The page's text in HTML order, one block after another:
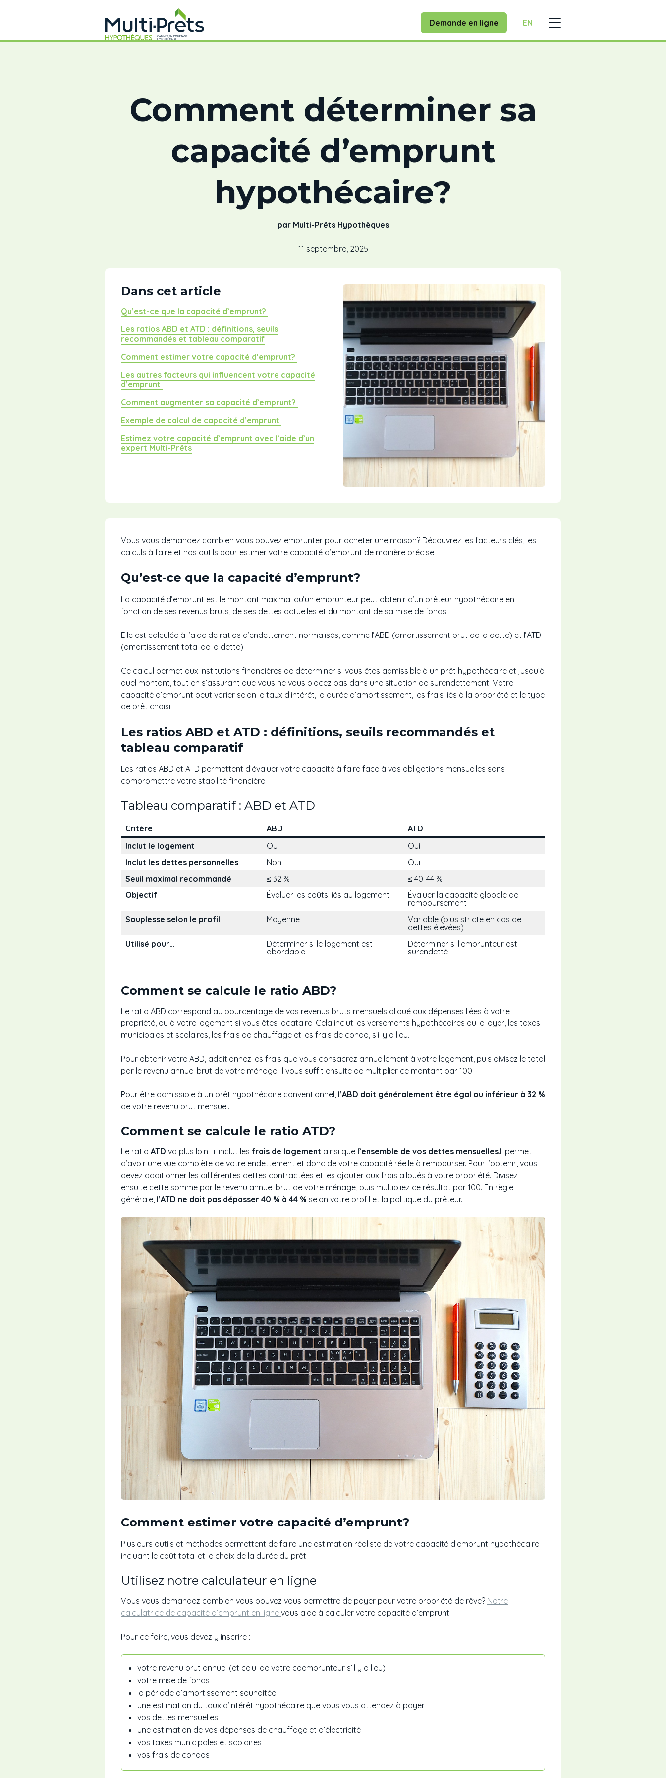
Demande en ligne EN
Comment déterminer sa
capacité d’emprunt
hypothécaire?
par Multi-Prêts Hypothèques
11 septembre, 2025
Dans cet article
Qu’est-ce que la capacité d’emprunt?
Les ratios ABD et ATD : définitions, seuils
recommandés et tableau comparatif
Comment estimer votre capacité d’emprunt?
Les autres facteurs qui influencent votre capacité
d’emprunt
Comment augmenter sa capacité d’emprunt?
Exemple de calcul de capacité d’emprunt
Estimez votre capacité d’emprunt avec l’aide d’un
expert Multi-Prêts
Vous vous demandez combien vous pouvez emprunter pour acheter une maison? Découvrez les facteurs clés, les
calculs à faire et nos outils pour estimer votre capacité d’emprunt de manière précise.
Qu’est-ce que la capacité d’emprunt?
La capacité d’emprunt est le montant maximal qu’un emprunteur peut obtenir d’un prêteur hypothécaire en
fonction de ses revenus bruts, de ses dettes actuelles et du montant de sa mise de fonds.
Elle est calculée à l’aide de ratios d’endettement normalisés, comme l’ABD (amortissement brut de la dette) et l’ATD
(amortissement total de la dette).
Ce calcul permet aux institutions financières de déterminer si vous êtes admissible à un prêt hypothécaire et jusqu’à
quel montant, tout en s’assurant que vous ne vous placez pas dans une situation de surendettement. Votre
capacité d’emprunt peut varier selon le taux d’intérêt, la durée d’amortissement, les frais liés à la propriété et le type
de prêt choisi.
Les ratios ABD et ATD : définitions, seuils recommandés et
tableau comparatif
Les ratios ABD et ATD permettent d’évaluer votre capacité à faire face à vos obligations mensuelles sans
compromettre votre stabilité financière.
Tableau comparatif : ABD et ATD
Critère ABD
ATD
Inclut le logement
Oui
Oui
Inclut les dettes personnelles
Non
Oui
Seuil maximal recommandé
≤ 32 %
≤ 40-44 %
Objectif
Évaluer les coûts liés au logement
Évaluer la capacité globale de
remboursement
Souplesse selon le profil
Moyenne
Variable (plus stricte en cas de
dettes élevées)
Utilisé pour…
Déterminer si le logement est
abordable
Déterminer si l’emprunteur est
surendetté
Comment se calcule le ratio ABD?
Le ratio ABD correspond au pourcentage de vos revenus bruts mensuels alloué aux dépenses liées à votre
propriété, ou à votre logement si vous êtes locataire. Cela inclut les versements hypothécaires ou le loyer, les taxes
municipales et scolaires, les frais de chauffage et les frais de condo, s’il y a lieu.
Pour obtenir votre ABD, additionnez les frais que vous consacrez annuellement à votre logement, puis divisez le total
par le revenu annuel brut de votre ménage. Il vous suffit ensuite de multiplier ce montant par 100.
Pour être admissible à un prêt hypothécaire conventionnel, l’ABD doit généralement être égal ou inférieur à 32 %
de votre revenu brut mensuel.
Comment se calcule le ratio ATD?
Le ratio ATD va plus loin : il inclut les frais de logement ainsi que l’ensemble de vos dettes mensuelles.Il permet
d’avoir une vue complète de votre endettement et donc de votre capacité réelle à rembourser. Pour l’obtenir, vous
devez additionner les différentes dettes contractées et les ajouter aux frais alloués à votre propriété. Divisez
ensuite cette somme par le revenu annuel brut de votre ménage, puis multipliez ce résultat par 100. En règle
générale, l’ATD ne doit pas dépasser 40 % à 44 % selon votre profil et la politique du prêteur.
Comment estimer votre capacité d’emprunt?
Plusieurs outils et méthodes permettent de faire une estimation réaliste de votre capacité d’emprunt hypothécaire
incluant le coût total et le choix de la durée du prêt.
Utilisez notre calculateur en ligne
Vous vous demandez combien vous pouvez vous permettre de payer pour votre propriété de rêve? Notre
calculatrice de capacité d’emprunt en ligne vous aide à calculer votre capacité d’emprunt.
Pour ce faire, vous devez y inscrire :
votre revenu brut annuel (et celui de votre coemprunteur s’il y a lieu)
votre mise de fonds
la période d’amortissement souhaitée
une estimation du taux d’intérêt hypothécaire que vous vous attendez à payer
vos dettes mensuelles
une estimation de vos dépenses de chauffage et d’électricité
vos taxes municipales et scolaires
vos frais de condos